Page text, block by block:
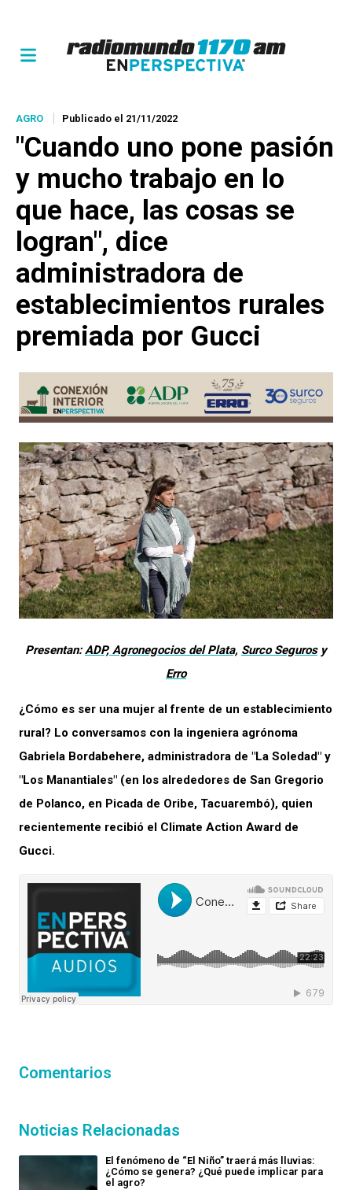
AGRO Publicado el 21/11/2022
"Cuando uno pone pasión
y mucho trabajo en lo
que hace, las cosas se
logran", dice
administradora de
establecimientos rurales
premiada por Gucci
Presentan:ADP, Agronegocios del Plata, Surco Segurosy
Erro
¿Cómo es ser una mujer al frente de un establecimiento
rural? Lo conversamos con la ingeniera agrónoma
Gabriela Bordabehere, administradora de "La Soledad" y
"Los Manantiales" (en los alrededores de San Gregorio
de Polanco, en Picada de Oribe, Tacuarembó), quien
recientemente recibió el Climate Action Award de
Gucci.
Comentarios
Noticias Relacionadas
El fenómeno de “El Niño” traerá más lluvias:
¿Cómo se genera? ¿Qué puede implicar para
el agro?